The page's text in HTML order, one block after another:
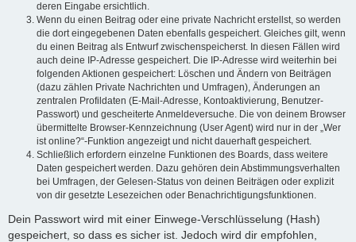
deren Eingabe ersichtlich.
Wenn du einen Beitrag oder eine private Nachricht erstellst, so werden
die dort eingegebenen Daten ebenfalls gespeichert. Gleiches gilt, wenn
du einen Beitrag als Entwurf zwischenspeicherst. In diesen Fällen wird
auch deine IP-Adresse gespeichert. Die IP-Adresse wird weiterhin bei
folgenden Aktionen gespeichert: Löschen und Ändern von Beiträgen
(dazu zählen Private Nachrichten und Umfragen), Änderungen an
zentralen Profildaten (E-Mail-Adresse, Kontoaktivierung, Benutzer-
Passwort) und gescheiterte Anmeldeversuche. Die von deinem Browser
übermittelte Browser-Kennzeichnung (User Agent) wird nur in der „Wer
ist online?“-Funktion angezeigt und nicht dauerhaft gespeichert.
Schließlich erfordern einzelne Funktionen des Boards, dass weitere
Daten gespeichert werden. Dazu gehören dein Abstimmungsverhalten
bei Umfragen, der Gelesen-Status von deinen Beiträgen oder explizit
von dir gesetzte Lesezeichen oder Benachrichtigungsfunktionen.
Dein Passwort wird mit einer Einwege-Verschlüsselung (Hash)
gespeichert, so dass es sicher ist. Jedoch wird dir empfohlen,